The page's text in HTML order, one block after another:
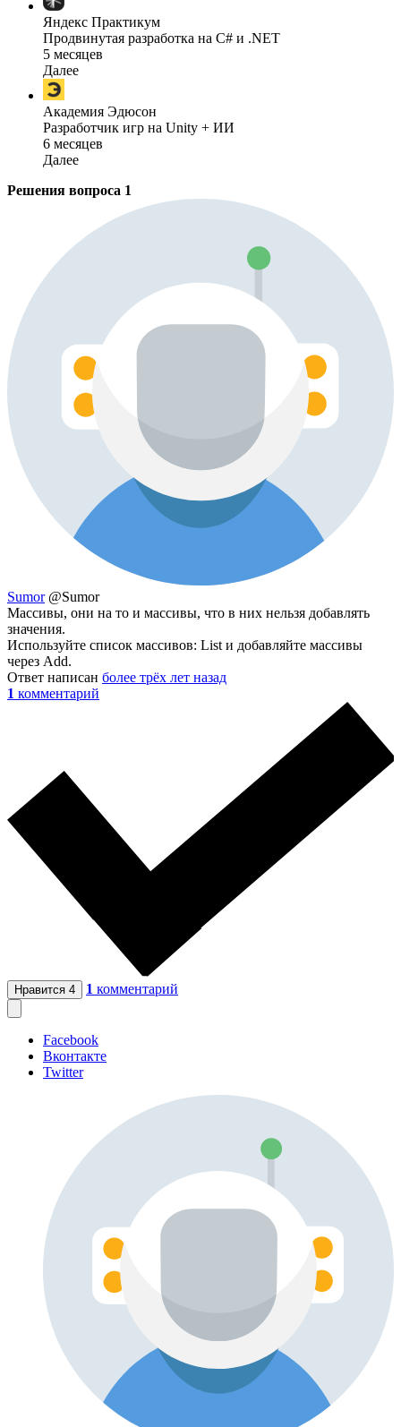
Яндекс Практикум
Продвинутая разработка на C# и .NET
5 месяцев
Далее
Академия Эдюсон
Разработчик игр на Unity + ИИ
6 месяцев
Далее
Решения вопроса 1
Sumor @Sumor
Массивы, они на то и массивы, что в них нельзя добавлять
значения.
Используйте список массивов: List и добавляйте массивы
через Add.
Ответ написан более трёх лет назад
1 комментарий
Нравится 4 1 комментарий
Facebook
Вконтакте
Twitter